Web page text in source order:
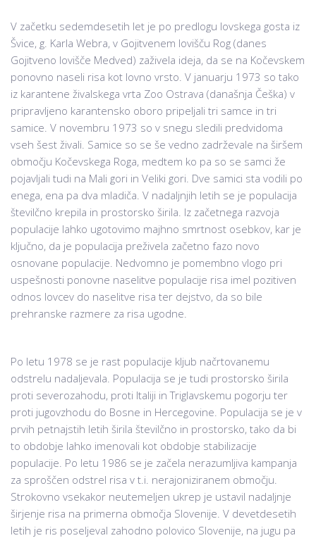
V začetku sedemdesetih let je po predlogu lovskega gosta iz
Švice, g. Karla Webra, v Gojitvenem lovišču Rog (danes
Gojitveno lovišče Medved) zaživela ideja, da se na Kočevskem
ponovno naseli risa kot lovno vrsto. V januarju 1973 so tako
iz karantene živalskega vrta Zoo Ostrava (današnja Češka) v
pripravljeno karantensko oboro pripeljali tri samce in tri
samice. V novembru 1973 so v snegu sledili predvidoma
vseh šest živali. Samice so se še vedno zadrževale na širšem
območju Kočevskega Roga, medtem ko pa so se samci že
pojavljali tudi na Mali gori in Veliki gori. Dve samici sta vodili po
enega, ena pa dva mladiča. V nadaljnjih letih se je populacija
številčno krepila in prostorsko širila. Iz začetnega razvoja
populacije lahko ugotovimo majhno smrtnost osebkov, kar je
ključno, da je populacija preživela začetno fazo novo
osnovane populacije. Nedvomno je pomembno vlogo pri
uspešnosti ponovne naselitve populacije risa imel pozitiven
odnos lovcev do naselitve risa ter dejstvo, da so bile
prehranske razmere za risa ugodne.
Po letu 1978 se je rast populacije kljub načrtovanemu
odstrelu nadaljevala. Populacija se je tudi prostorsko širila
proti severozahodu, proti Italiji in Triglavskemu pogorju ter
proti jugovzhodu do Bosne in Hercegovine. Populacija se je v
prvih petnajstih letih širila številčno in prostorsko, tako da bi
to obdobje lahko imenovali kot obdobje stabilizacije
populacije. Po letu 1986 se je začela nerazumljiva kampanja
za sproščen odstrel risa v t.i. nerajoniziranem območju.
Strokovno vsekakor neutemeljen ukrep je ustavil nadaljnje
širjenje risa na primerna območja Slovenije. V devetdesetih
letih je ris poseljeval zahodno polovico Slovenije, na jugu pa